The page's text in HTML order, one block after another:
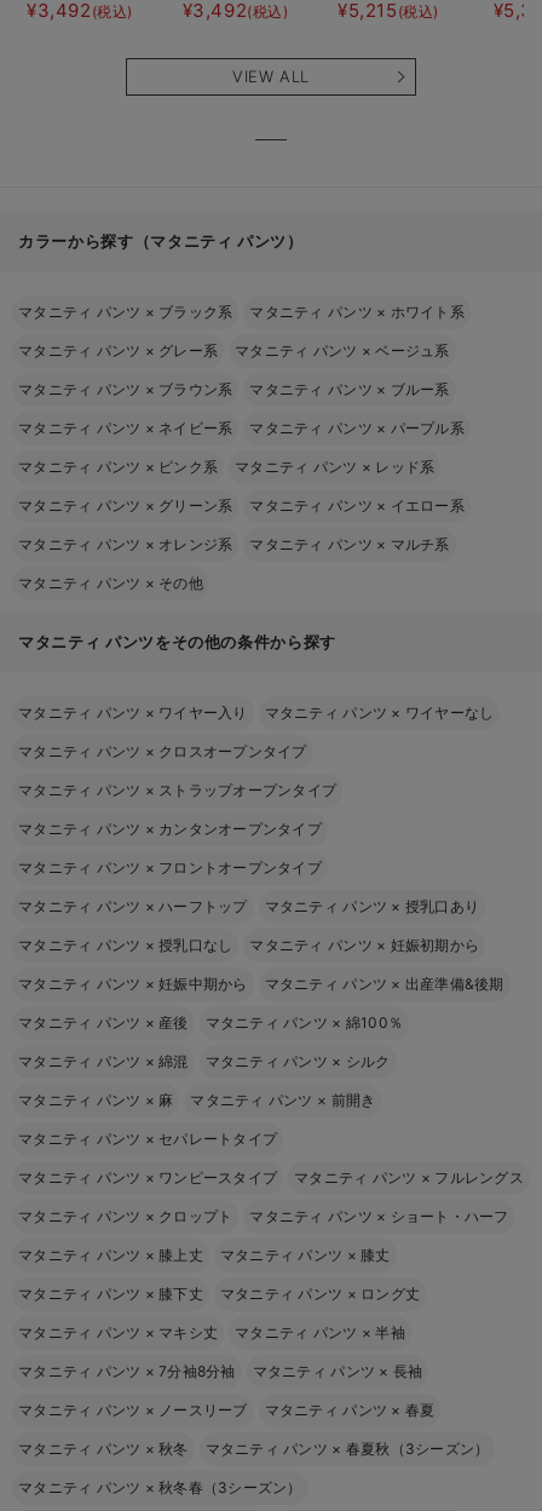
ネグリジェ マタ
¥3,492 (税込)
ピース マタニテ
も長く使える】
¥3,492(税込)
ミソール
¥5,215 (税込)
ェー
VIEW ALL
カラーから探す（マタニティ パンツ）
マタニティ パンツ × ブラック系 マタニティ パンツ × ホワイト系
マタニティ パンツ × グレー系 マタニティ パンツ ×ベージュ系
マタニティ パンツ × ブラウン系 マタニティ パンツ × ブルー系
マタニティ パンツ × ネイビー系 マタニティ パンツ × パープル系
マタニティ パンツ × ピンク系 マタニティ パンツ × レッド系
マタニティ パンツ × グリーン系 マタニティ パンツ × イエロー系
マタニティ パンツ × オレンジ系 マタニティ パンツ × マルチ系
マタニティ パンツ × その他
マタニティ パンツをその他の条件から探す
マタニティ パンツ × ワイヤー入り マタニティ パンツ × ワイヤーなし
マタニティ パンツ × クロスオープンタイプ
マタニティ パンツ × ストラップオープンタイプ
マタニティ パンツ × カンタンオープンタイプ
マタニティ パンツ × フロントオープンタイプ
マタニティ パンツ × ハーフトップ マタニティ パンツ × 授乳口あり
マタニティ パンツ ×授乳口なし マタニティ パンツ × 妊娠初期から
マタニティ パンツ ×妊娠中期から マタニティ パンツ × 出産準備&後期
マタニティ パンツ × 産後 マタニティ パンツ × 綿100％
マタニティ パンツ ×綿混 マタニティ パンツ × シルク
マタニティ パンツ × 麻 マタニティ パンツ × 前開き
マタニティ パンツ × セパレートタイプ
マタニティ パンツ × ワンピースタイプ マタニティ パンツ × フルレングス
マタニティ パンツ × クロップト マタニティ パンツ × ショート・ハーフ
マタニティ パンツ × 膝上丈 マタニティ パンツ × 膝丈
マタニティ パンツ × 膝下丈 マタニティ パンツ × ロング丈
マタニティ パンツ × マキシ丈 マタニティ パンツ ×半袖
マタニティ パンツ ×7分袖8分袖 マタニティ パンツ × 長袖
マタニティ パンツ × ノースリーブ マタニティ パンツ × 春夏
マタニティ パンツ ×秋冬 マタニティ パンツ × 春夏秋（3シーズン）
マタニティ パンツ ×秋冬春（3シーズン）